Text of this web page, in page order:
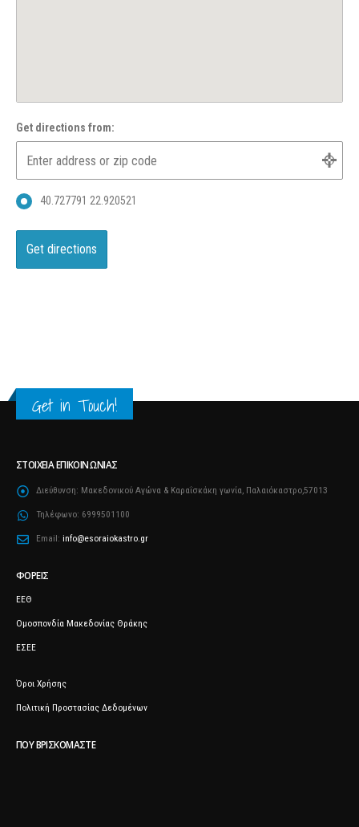
Get directions from:
40.727791 22.920521
Get in Touch!
ΣΤΟΙΧΕΊΑ ΕΠΙΚΟΙΝΩΝΊΑΣ
Διεύθυνση: Μακεδονικού Αγώνα & Καραΐσκάκη γωνία, Παλαιόκαστρο,57013
Τηλέφωνο: 6999501100
Email: info@esoraiokastro.gr
ΦΟΡΕΊΣ
ΕΕΘ
Ομοσπονδία Μακεδονίας Θράκης
ΕΣΕΕ
Όροι Χρήσης
Πολιτική Προστασίας Δεδομένων
ΠΟΥ ΒΡΙΣΚΌΜΑΣΤΕ